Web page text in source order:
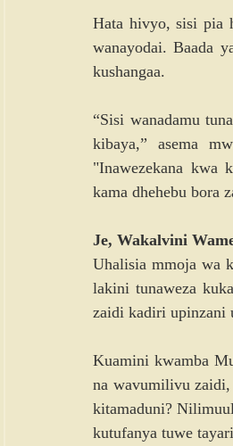
Hata hivyo, sisi pia
wanayodai. Baada
kushangaa.
“Sisi wanadamu
kibaya,” asema
"Inawezekana kwa
kama dhehebu bora
Je, Wakalvini
Uhalisia mmoja wa
lakini tunaweza
zaidi kadiri upinzani
Kuamini kwamba
na wavumilivu
kitamaduni?
kutufanya tuwe